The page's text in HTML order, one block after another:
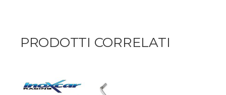
PRODOTTI CORRELATI